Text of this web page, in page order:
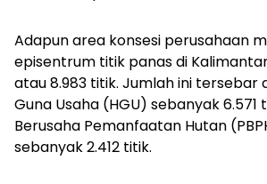
Adapun area konsesi perusahaan
episentrum titik panas di
atau 8.983 titik. Jumlah ini tersebar
Guna Usaha (HGU) sebanyak 6.571
Berusaha Pemanfaatan Hutan
sebanyak 2.412 titik.